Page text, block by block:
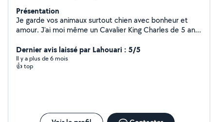
Présentation
Je garde vos animaux surtout chien avec bonheur et
amour. J'ai moi même un Cavalier King Charles de 5 ans.
des animaux et disponible en journée pour sortie!!!
Dernier avis laissé par Lahouari : 5/5
Il y a plus de 6 mois
👍 top